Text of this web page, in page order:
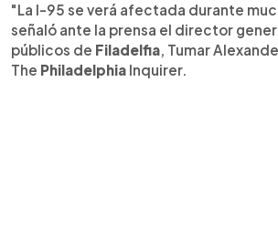
"La I-95 se verá afectada durante
señaló ante la prensa el director
públicos de Filadelfia, Tumar
The Philadelphia Inquirer.